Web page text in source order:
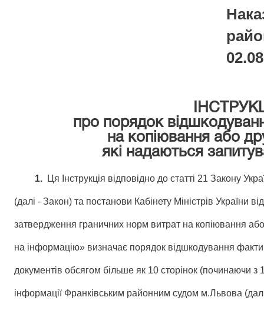
про порядок
на копіювання або
які надаються
1. Ця Інструкція відповідно до статті 21 Закону
(далі - Закон) та постанови Кабінету Міністрів України
затвердження граничних норм витрат на копіювання
на інформацію» визначає порядок відшкодування
документів обсягом більше як 10 сторінок (починаючи з
інформації Франківським районним судом м.Львова